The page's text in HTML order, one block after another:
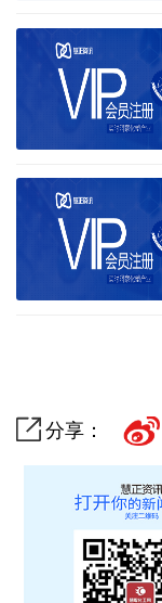
分享：